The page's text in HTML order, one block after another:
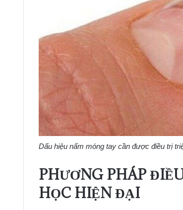
Dấu hiệu nấm móng tay cần được điều trị
PHƯƠNG PHÁP
HỌC HIỆN ĐẠI